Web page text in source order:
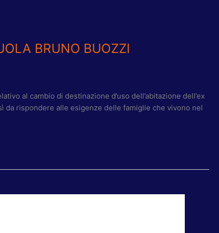
BRUNO BUOZZI
al cambio di destinazione d’uso dell’abitazione dell’ex
da rispondere alle esigenze delle famiglie che vivono nel